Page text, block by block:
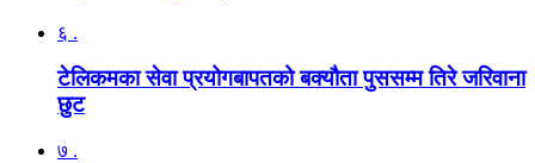
६ .
टेलिकमका सेवा प्रयोगबापतको बक्यौता पुससम्म तिरे जरिवाना
छुट
७ .